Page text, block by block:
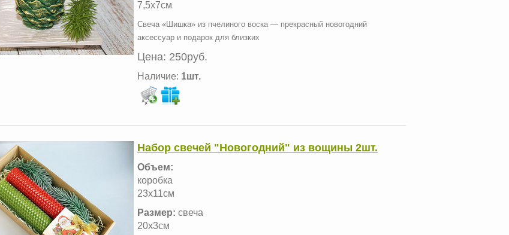
7,5х7см
Свеча «Шишка» из пчелиного воска — прекрасный новогодний
аксессуар и подарок для близких
Цена: 250руб.
Наличие: 1шт.
Набор свечей "Новогодний" из вощины 2шт.
Объем:
коробка
23х11см
Размер: свеча
20х3см